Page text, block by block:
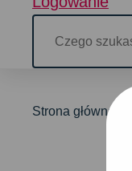
szukasz?
Strona główna